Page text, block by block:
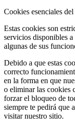
Cookies esenciales
Estas cookies son
servicios disponibles
algunas de sus
Debido a que estas
correcto
en la forma en que
o eliminar las cookies
forzar el bloqueo de
siempre te pedirá que
visitar nuestro sitio.